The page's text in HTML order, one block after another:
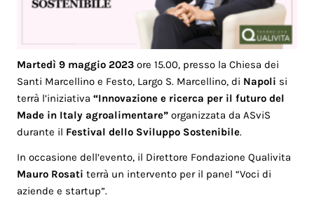
Martedì 9 maggio 2023 ore 15.00, presso la Chiesa dei
Santi Marcellino e Festo, Largo S. Marcellino, di Napoli si
terrà l’iniziativa“Innovazione e ricerca per il futuro del
Made in Italy agroalimentare”organizzata da ASviS
durante il Festival dello Sviluppo Sostenibile.
In occasione dell’evento, il Direttore Fondazione Qualivita
Mauro Rosati terrà un intervento per il panel “Voci di
aziende e startup”.